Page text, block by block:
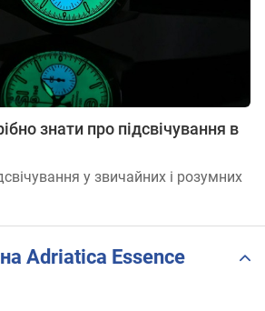
знати про підсвічування в
у звичайних і розумних
Adriatica Essence